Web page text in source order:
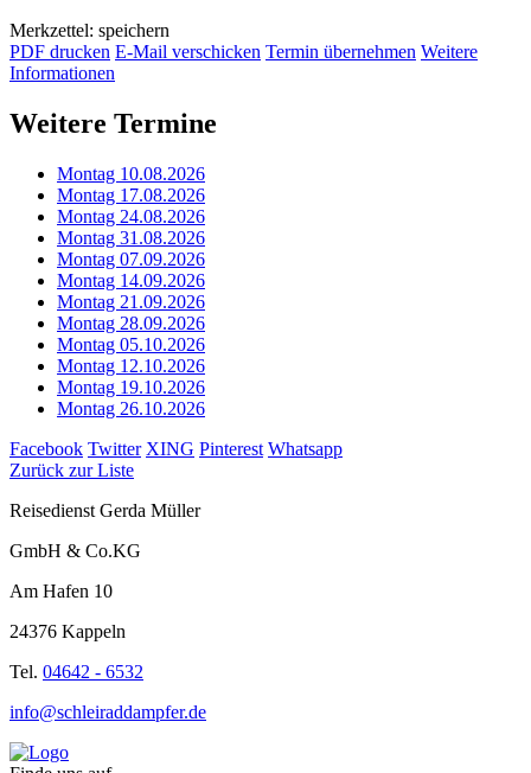
Merkzettel: speichern
PDF drucken E-Mail verschicken Termin übernehmen Weitere
Informationen
Weitere Termine
Montag 10.08.2026
Montag 17.08.2026
Montag 24.08.2026
Montag 31.08.2026
Montag 07.09.2026
Montag 14.09.2026
Montag 21.09.2026
Montag 28.09.2026
Montag 05.10.2026
Montag 12.10.2026
Montag 19.10.2026
Montag 26.10.2026
Facebook Twitter XING Pinterest Whatsapp
Zurück zur Liste
Reisedienst Gerda Müller
GmbH & Co.KG
Am Hafen 10
24376 Kappeln
Tel. 04642 - 6532
info@schleiraddampfer.de